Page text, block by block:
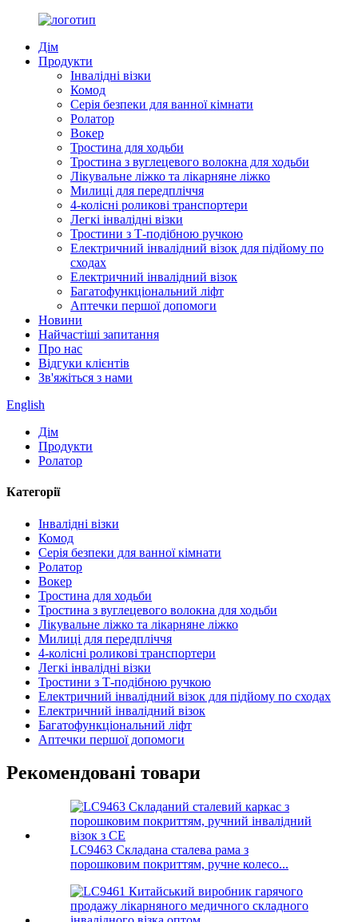
Дім
Продукти
Інвалідні візки
Комод
Серія безпеки для ванної кімнати
Ролатор
Вокер
Тростина для ходьби
Тростина з вуглецевого волокна для ходьби
Лікувальне ліжко та лікарняне ліжко
Милиці для передпліччя
4-колісні роликові транспортери
Легкі інвалідні візки
Тростини з Т-подібною ручкою
Електричний інвалідний візок для підйому по
сходах
Електричний інвалідний візок
Багатофункціональний ліфт
Аптечки першої допомоги
Новини
Найчастіші запитання
Про нас
Відгуки клієнтів
Зв'яжіться з нами
English
Дім
Продукти
Ролатор
Категорії
Інвалідні візки
Комод
Серія безпеки для ванної кімнати
Ролатор
Вокер
Тростина для ходьби
Тростина з вуглецевого волокна для ходьби
Лікувальне ліжко та лікарняне ліжко
Милиці для передпліччя
4-колісні роликові транспортери
Легкі інвалідні візки
Тростини з Т-подібною ручкою
Електричний інвалідний візок для підйому по сходах
Електричний інвалідний візок
Багатофункціональний ліфт
Аптечки першої допомоги
Рекомендовані товари
LC9463 Складана сталева рама з
порошковим покриттям, ручне колесо...